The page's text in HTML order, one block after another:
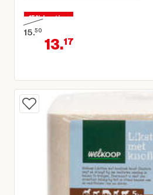
15% korting
15.50
Oorspronkelijke prijs € 15,50
13.17
Huidige